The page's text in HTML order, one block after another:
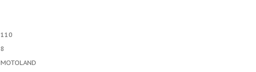
110
8
MOTOLAND